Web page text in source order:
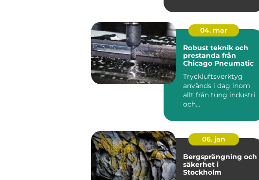
natu...
04. mar
Robust teknik och
prestanda från
Chicago Pneumatic
Tryckluftsverktyg
används i dag inom
allt från tung industri
och
till...
06. jan
Bergsprängning och
säkerhet i
Stockholm